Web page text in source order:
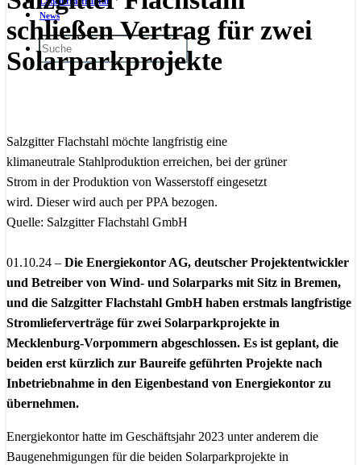
News
schließen Vertrag für zwei
Solarparkprojekte
Salzgitter Flachstahl möchte langfristig eine
klimaneutrale Stahlproduktion erreichen, bei der grüner
Strom in der Produktion von Wasserstoff eingesetzt
wird. Dieser wird auch per PPA bezogen.
Quelle: Salzgitter Flachstahl GmbH
01.10.24 – Die Energiekontor AG, deutscher Projektentwickler
und Betreiber von Wind- und Solarparks mit Sitz in Bremen,
und die Salzgitter Flachstahl GmbH haben erstmals langfristige
Stromlieferverträge für zwei Solarparkprojekte in
Mecklenburg-Vorpommern abgeschlossen. Es ist geplant, die
beiden erst kürzlich zur Baureife geführten Projekte nach
Inbetriebnahme in den Eigenbestand von Energiekontor zu
übernehmen.
Energiekontor hatte im Geschäftsjahr 2023 unter anderem die
Baugenehmigungen für die beiden Solarparkprojekte in